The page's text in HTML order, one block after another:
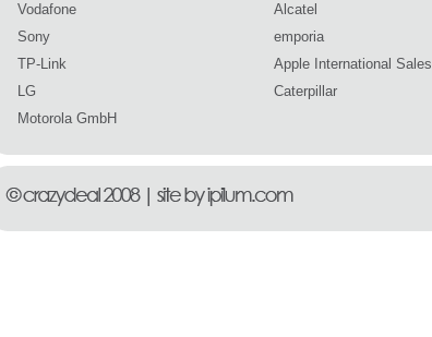
Vodafone
Alcatel
Sony
emporia
TP-Link
Apple International Sales
LG
Caterpillar
Motorola GmbH